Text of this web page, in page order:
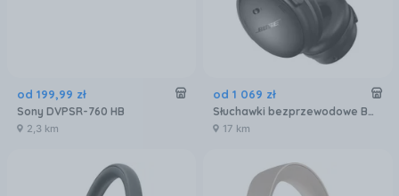
od 199,99 zł
Sony DVPSR-760 HB
2,3 km
od 1 069 zł
Słuchawki bezprzewodowe BOSE QuietComfort Headphones Czarny
17 km